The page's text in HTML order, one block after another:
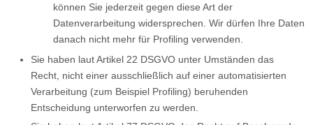
können Sie jederzeit gegen diese Art der
Datenverarbeitung widersprechen. Wir dürfen Ihre Daten
danach nicht mehr für Profiling verwenden.
Sie haben laut Artikel 22 DSGVO unter Umständen das
Recht, nicht einer ausschließlich auf einer automatisierten
Verarbeitung (zum Beispiel Profiling) beruhenden
Entscheidung unterworfen zu werden.